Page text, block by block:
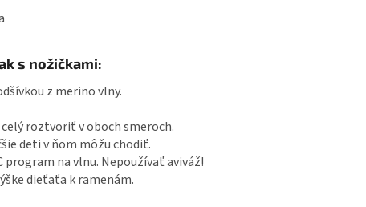
s nožičkami:
z merino vlny.
celý roztvoriť v oboch smeroch.
deti v ňom môžu chodiť.
program na vlnu. Nepoužívať aviváž!
dieťaťa k ramenám.